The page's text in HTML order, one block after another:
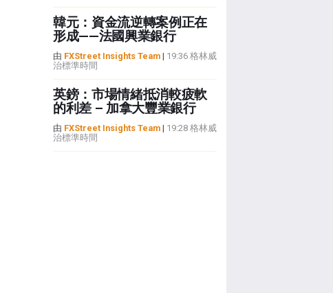
韓元：資金流逆轉案例正在
形成——法國興業銀行
由 FXStreet Insights Team| 19:36 格林威
治標準時間
英鎊：市場情緒抵消較疲軟
的利差 – 加拿大豐業銀行
由 FXStreet Insights Team| 19:28 格林威
治標準時間